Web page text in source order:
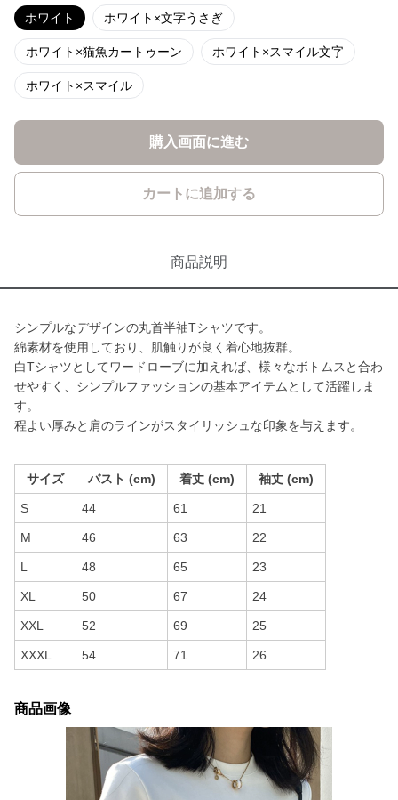
ホワイト ホワイト×文字うさぎ
ホワイト×猫魚カートゥーン ホワイト×スマイル文字
ホワイト×スマイル
購入画面に進む
カートに追加する
商品説明
シンプルなデザインの丸首半袖Tシャツです。
綿素材を使用しており、肌触りが良く着心地抜群。
白Tシャツとしてワードローブに加えれば、様々なボトムスと合わ
せやすく、シンプルファッションの基本アイテムとして活躍しま
す。
程よい厚みと肩のラインがスタイリッシュな印象を与えます。
サイズ バスト (cm) 着丈 (cm) 袖丈 (cm)
S 44 61 21
M 46 63 22
L 48 65 23
XL 50 67 24
XXL 52 69 25
XXXL 54 71 26
商品画像